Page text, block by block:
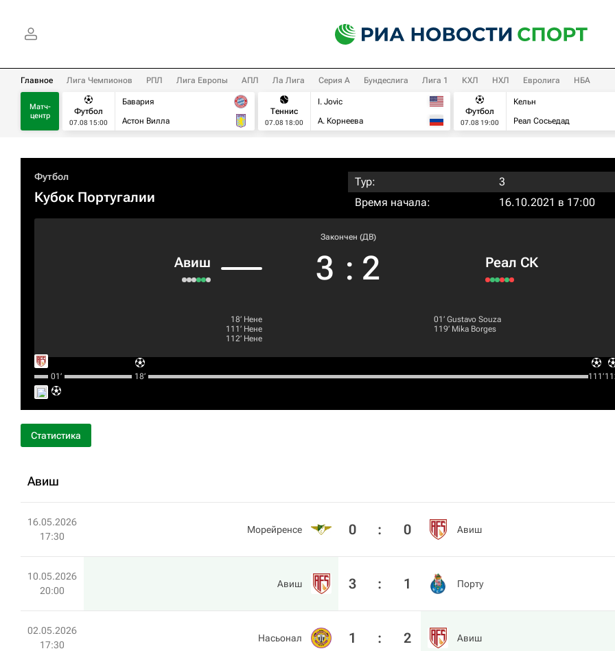
Главное Лига Чемпионов РПЛ Лига Европы АПЛ Ла Лига Серия А Бундеслига Лига 1 КХЛ НХЛ Евролига НБА
Матч-
центр
Футбол
07.08 15:00
Бавария
Астон Вилла
Теннис
07.08 18:00
I. Jovic
А. Корнеева
Футбол
07.08 19:00
Кельн
Реал Сосьедад
Футбол
Кубок Португалии
Тур:
3
Время начала:
16.10.2021 в 17:00
Авиш
Закончен (ДВ)
3 : 2 Реал СК
18‎’‎ Нене
111‎’‎ Нене
112‎’‎ Нене
01‎’‎ Gustavo Souza
119‎’‎ Mika Borges
01‎’‎ 18‎’‎ 111‎’‎
Статистика
Авиш
16.05.2026
17:30
Морейренсе 0 : 0 Авиш
10.05.2026
20:00
Авиш 3 : 1 Порту
02.05.2026
17:30
Насьонал 1 : 2 Авиш